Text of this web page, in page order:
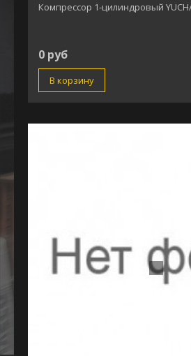
Компрессор 1-цилиндровый
0 руб
В корзину